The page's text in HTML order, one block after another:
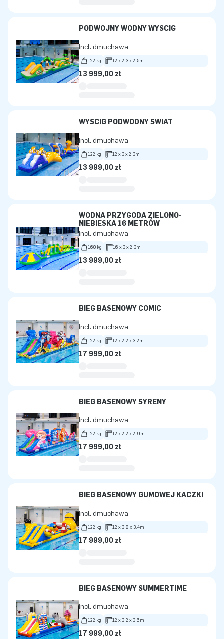
PODWÓJNY WODNY WYŚCIG
Incl. dmuchawa
122 kg 12 x 2.3 x 2.5m
13 999,00 zł
WYŚCIG PODWODNY ŚWIAT
Incl. dmuchawa
122 kg 12 x 3 x 2.3m
13 999,00 zł
WODNA PRZYGODA ZIELONO-
NIEBIESKA 16 METRÓW
Incl. dmuchawa
160 kg 16 x 3 x 2.3m
13 999,00 zł
BIEG BASENOWY COMIC
Incl. dmuchawa
122 kg 12 x 2.2 x 3.2m
17 999,00 zł
BIEG BASENOWY SYRENY
Incl. dmuchawa
122 kg 12 x 2.2 x 2.9m
17 999,00 zł
BIEG BASENOWY GUMOWEJ KACZKI
Incl. dmuchawa
122 kg 12 x 3.8 x 3.4m
17 999,00 zł
BIEG BASENOWY SUMMERTIME
Incl. dmuchawa
122 kg 12 x 3.2 x 3.6m
17 999,00 zł